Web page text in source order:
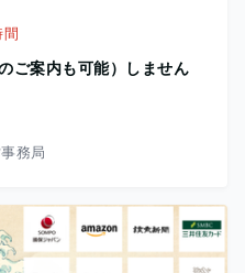
間
ご案内も可能）しません
務局